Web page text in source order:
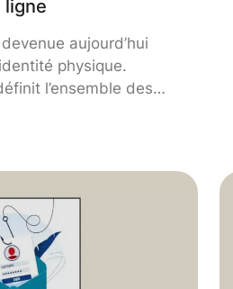
ligne
aujourd’hui
physique.
l’ensemble des
données de
transactions en ligne.